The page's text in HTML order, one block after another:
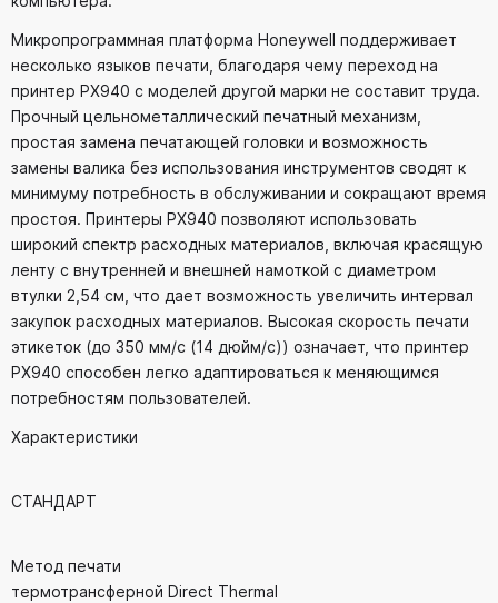
Микропрограммная платформа Honeywell поддерживает
несколько языков печати, благодаря чему переход на
принтер PX940 с моделей другой марки не составит труда.
Прочный цельнометаллический печатный механизм,
простая замена печатающей головки и возможность
замены валика без использования инструментов сводят к
минимуму потребность в обслуживании и сокращают время
простоя. Принтеры PX940 позволяют использовать
широкий спектр расходных материалов, включая красящую
ленту с внутренней и внешней намоткой с диаметром
втулки 2,54 см, что дает возможность увеличить интервал
закупок расходных материалов. Высокая скорость печати
этикеток (до 350 мм/с (14 дюйм/с)) означает, что принтер
PX940 способен легко адаптироваться к меняющимся
потребностям пользователей.
Характеристики
СТАНДАРТ
Метод печати
термотрансферной Direct Thermal